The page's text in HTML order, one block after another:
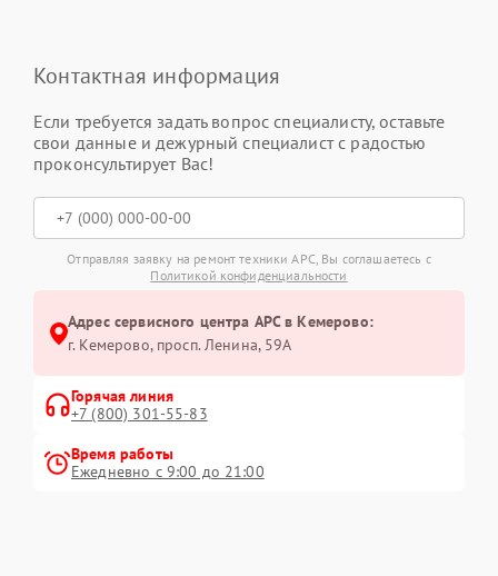
Контактная информация
Если требуется задать вопрос специалисту, оставьте
свои данные и дежурный специалист с радостью
проконсультирует Вас!
Отправляя заявку на ремонт техники APC, Вы соглашаетесь с
Политикой конфиденциальности
Адрес сервисного центра APC в Кемерово:
г. Кемерово, просп. Ленина, 59А
Горячая линия
+7 (800) 301-55-83
Время работы
Ежедневно с 9:00 до 21:00